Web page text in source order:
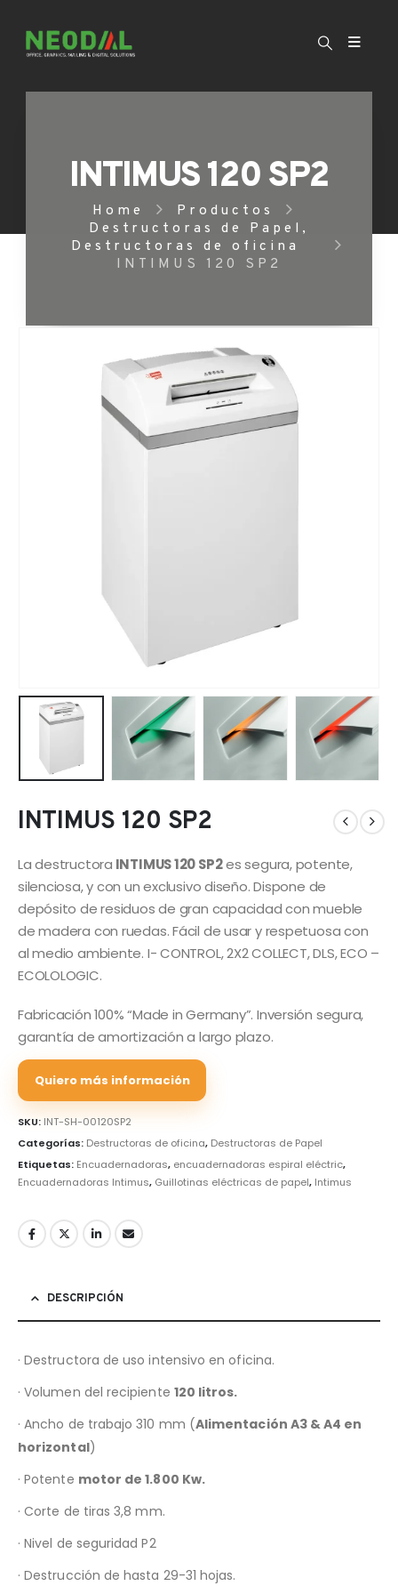
INTIMUS 120 SP2
Home
Productos
Destructoras de Papel ,
Destructoras de oficina
INTIMUS 120 SP2
INTIMUS 120 SP2
La destructora INTIMUS 120 SP2es segura, potente,
silenciosa, y con un exclusivo diseño. Dispone de
depósito de residuos de gran capacidad con mueble
de madera con ruedas. Fácil de usar y respetuosa con
al medio ambiente. I- CONTROL, 2X2 COLLECT, DLS, ECO –
ECOLOLOGIC.
Fabricación 100% “Made in Germany”. Inversión segura,
garantía de amortización a largo plazo.
Quiero más información
SKU: INT-SH-00120SP2
Categorías: Destructoras de oficina, Destructoras de Papel
Etiquetas: Encuadernadoras, encuadernadoras espiral eléctric,
Encuadernadoras Intimus, Guillotinas eléctricas de papel, Intimus
DESCRIPCIÓN
· Destructora de uso intensivo en oficina.
· Volumen del recipiente 120 litros.
· Ancho de trabajo 310 mm (Alimentación A3 & A4 en
horizontal)
· Potente motor de 1.800 Kw.
· Corte de tiras 3,8 mm.
· Nivel de seguridad P2
· Destrucción de hasta 29-31 hojas.